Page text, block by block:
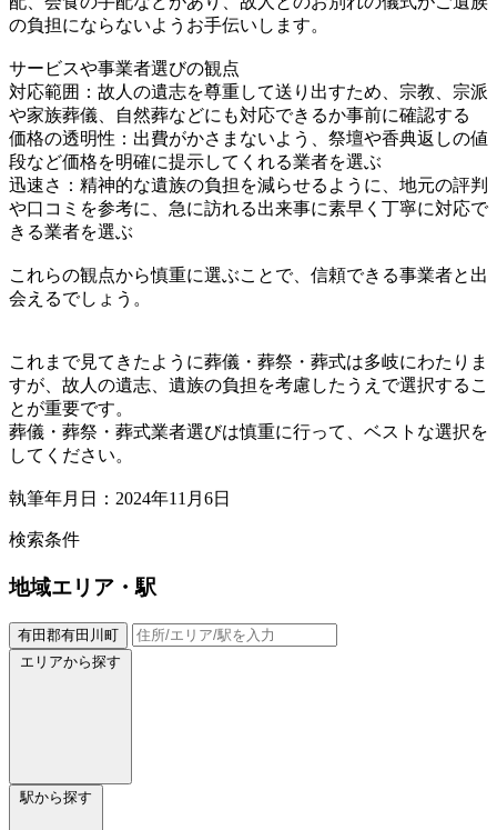
の負担にならないようお手伝いします。
サービスや事業者選びの観点
対応範囲：故人の遺志を尊重して送り出すため、宗教、宗派
や家族葬儀、自然葬などにも対応できるか事前に確認する
価格の透明性：出費がかさまないよう、祭壇や香典返しの値
段など価格を明確に提示してくれる業者を選ぶ
迅速さ：精神的な遺族の負担を減らせるように、地元の評判
や口コミを参考に、急に訪れる出来事に素早く丁寧に対応で
きる業者を選ぶ
これらの観点から慎重に選ぶことで、信頼できる事業者と出
会えるでしょう。
これまで見てきたように葬儀・葬祭・葬式は多岐にわたりま
すが、故人の遺志、遺族の負担を考慮したうえで選択するこ
とが重要です。
葬儀・葬祭・葬式業者選びは慎重に行って、ベストな選択を
してください。
執筆年月日：2024年11月6日
検索条件
地域エリア・駅
有田郡有田川町
エリアから探す
駅から探す